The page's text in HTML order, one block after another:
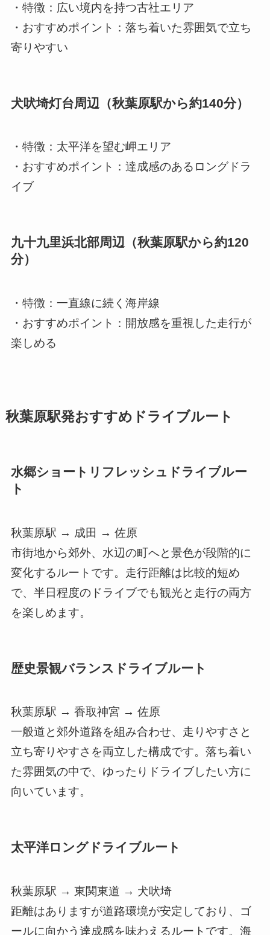
・特徴：広い境内を持つ古社エリア
・おすすめポイント：落ち着いた雰囲気で立ち
寄りやすい
犬吠埼灯台周辺（秋葉原駅から約140分）
・特徴：太平洋を望む岬エリア
・おすすめポイント：達成感のあるロングドラ
イブ
九十九里浜北部周辺（秋葉原駅から約120
分）
・特徴：一直線に続く海岸線
・おすすめポイント：開放感を重視した走行が
楽しめる
秋葉原駅発おすすめドライブルート
水郷ショートリフレッシュドライブルー
ト
秋葉原駅 → 成田 → 佐原
市街地から郊外、水辺の町へと景色が段階的に
変化するルートです。走行距離は比較的短め
で、半日程度のドライブでも観光と走行の両方
を楽しめます。
歴史景観バランスドライブルート
秋葉原駅 → 香取神宮 → 佐原
一般道と郊外道路を組み合わせ、走りやすさと
立ち寄りやすさを両立した構成です。落ち着い
た雰囲気の中で、ゆったりドライブしたい方に
向いています。
太平洋ロングドライブルート
秋葉原駅 → 東関東道 → 犬吠埼
距離はありますが道路環境が安定しており、ゴ
ールに向かう達成感を味わえるルートです。海